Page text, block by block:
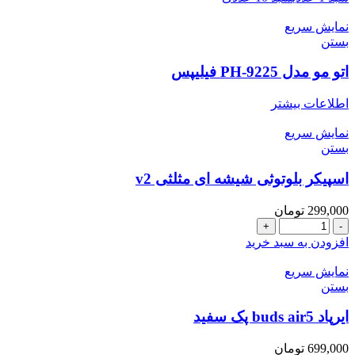
مدل
a2083
سفارشی
کیفیت
عدد
نمایش سریع
بستن
اتو مو مدل PH-9225 فیلیپس
اطلاعات بیشتر
نمایش سریع
بستن
اسپیکر بلوتوثی شیشه ای مثلثی v2
299,000 تومان
اسپیکر
بلوتوثی
ای
مثلثی
عدد
افزودن به سبد خرید
نمایش سریع
بستن
ایرپاد buds air5 پک سفید
699,000 تومان